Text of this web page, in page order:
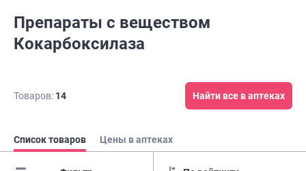
Препараты с веществом
Кокарбоксилаза
Товаров: 14 Найти все в аптеках
Список товаров Цены в аптеках